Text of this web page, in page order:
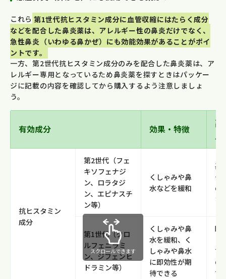
これら 第1世代抗ヒスタミン成分に血管収縮にはたらく成分
などを配合した鼻炎薬は、アレルギー性の鼻炎だけでなく、
急性鼻炎（いわゆる鼻かぜ）にも効能効果があることがポイ
ントです。
一方、第2世代抗ヒスタミン成分のみを配合した鼻炎薬は、ア
レルギー専用となっているため鼻炎薬を探すときはパッケー
ジに記載の内容を確認してから購入するよう注意しましょ
う。
有効成分 効果・特徴
副
点
抗ヒスタミン
成分
第2世代（フェ
キソフェナジ
ン、ロラタジ
ン、エピナスチ
ン等）
くしゃみや鼻
水などを緩和
基
や
の
な
第1世代（クロ
ルフェニラミ
ン、ジフェンヒ
ドラミン等）
くしゃみや鼻
水を緩和、く
しゃみや鼻水
に即効性が期
待できる
眠
す
の
す
スクロールできます